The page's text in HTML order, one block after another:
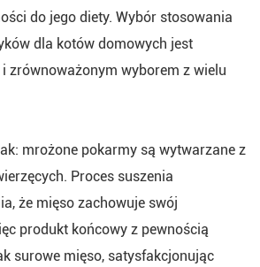
do jego diety. Wybór stosowania
dla kotów domowych jest
zrównoważonym wyborem z wielu
mrożone pokarmy są wytwarzane z
Proces suszenia
że mięso zachowuje swój
produkt końcowy z pewnością
surowe mięso, satysfakcjonując